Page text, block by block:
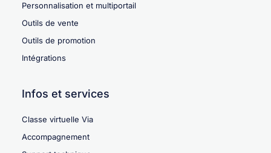
Personnalisation et multiportail
Outils de vente
Outils de promotion
Intégrations
Infos et services
Classe virtuelle Via
Accompagnement